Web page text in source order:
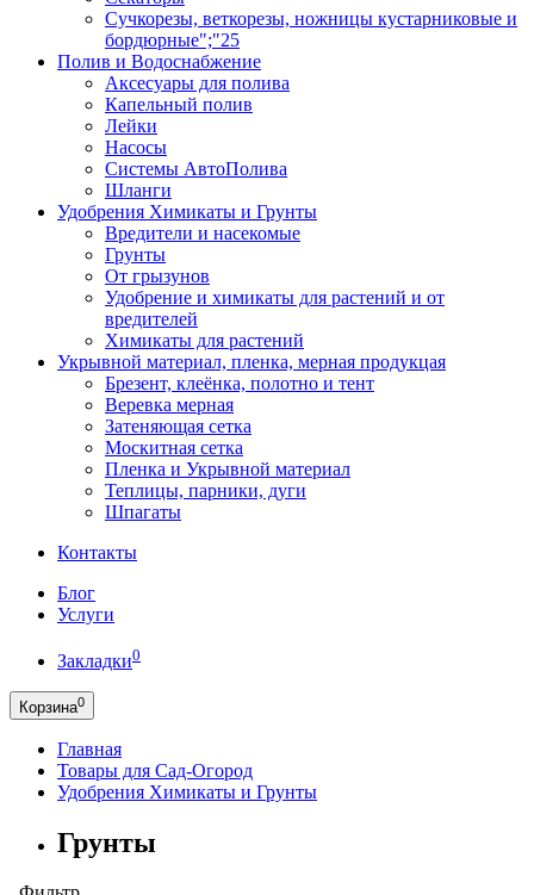
Сучкорезы, веткорезы, ножницы кустарниковые и
бордюрные";"25
Полив и Водоснабжение
Аксесуары для полива
Капельный полив
Лейки
Насосы
Системы АвтоПолива
Шланги
Удобрения Химикаты и Грунты
Вредители и насекомые
Грунты
От грызунов
Удобрение и химикаты для растений и от
вредителей
Химикаты для растений
Укрывной материал, пленка, мерная продукцая
Брезент, клеёнка, полотно и тент
Веревка мерная
Затеняющая сетка
Москитная сетка
Пленка и Укрывной материал
Теплицы, парники, дуги
Шпагаты
Контакты
Блог
Услуги
Закладки0
Корзина0
Главная
Товары для Сад-Огород
Удобрения Химикаты и Грунты
Грунты